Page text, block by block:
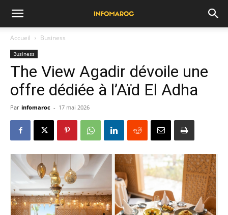
Accueil Business
Business
The View Agadir dévoile une
offre dédiée à l’Aïd El Adha
Par infomaroc - 17 mai 2026